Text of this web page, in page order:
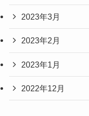
2023年3月
2023年2月
2023年1月
2022年12月